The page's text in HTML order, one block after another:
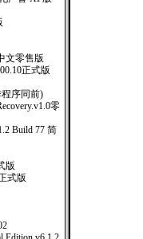
文零售版
正式版
程序同前)
零
Build 77 简
版
式版